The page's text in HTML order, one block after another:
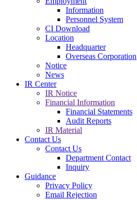
Information
Personnel System
CI Download
Location
Headquarter
Overseas Corporation
Notice
News
IR Center
IR Notice
Financial Information
Financial Statements
Audit Reports
IR Material
Contact Us
Contact Us
Department Contact
Inquiry
Guidance
Privacy Policy
Email Rejection